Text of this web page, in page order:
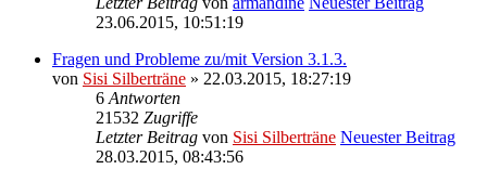
23.06.2015, 10:51:19
Fragen und Probleme zu/mit Version 3.1.3.
von Sisi Silberträne » 22.03.2015, 18:27:19
6 Antworten
21532 Zugriffe
Letzter Beitrag von Sisi Silberträne Neuester Beitrag
28.03.2015, 08:43:56